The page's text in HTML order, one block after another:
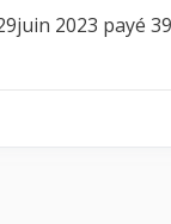
2023 payé